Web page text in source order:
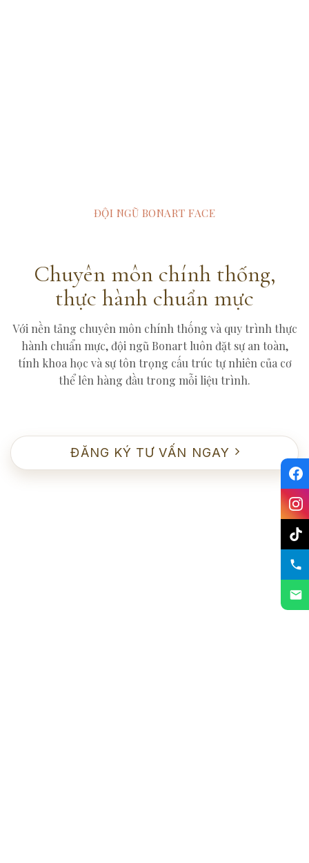
ĐỘI NGŨ BONART FACE
Chuyên môn chính thống,
thực hành chuẩn mực
Với nền tảng chuyên môn chính thống và quy trình thực
hành chuẩn mực, đội ngũ Bonart luôn đặt sự an toàn,
tính khoa học và sự tôn trọng cấu trúc tự nhiên của cơ
thể lên hàng đầu trong mỗi liệu trình.
ĐĂNG KÝ TƯ VẤN NGAY